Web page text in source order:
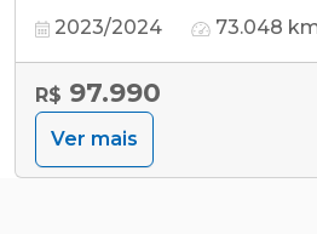
2023/2024 73.048
R$ 97.990
Ver mais